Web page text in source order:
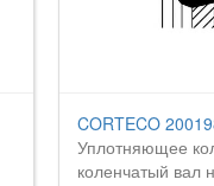
CORTECO
Уплотняющее
коленчатый вал